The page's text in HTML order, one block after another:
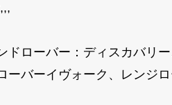
ドローバー：ディスカバリ
ーバーイヴォーク、レンジ